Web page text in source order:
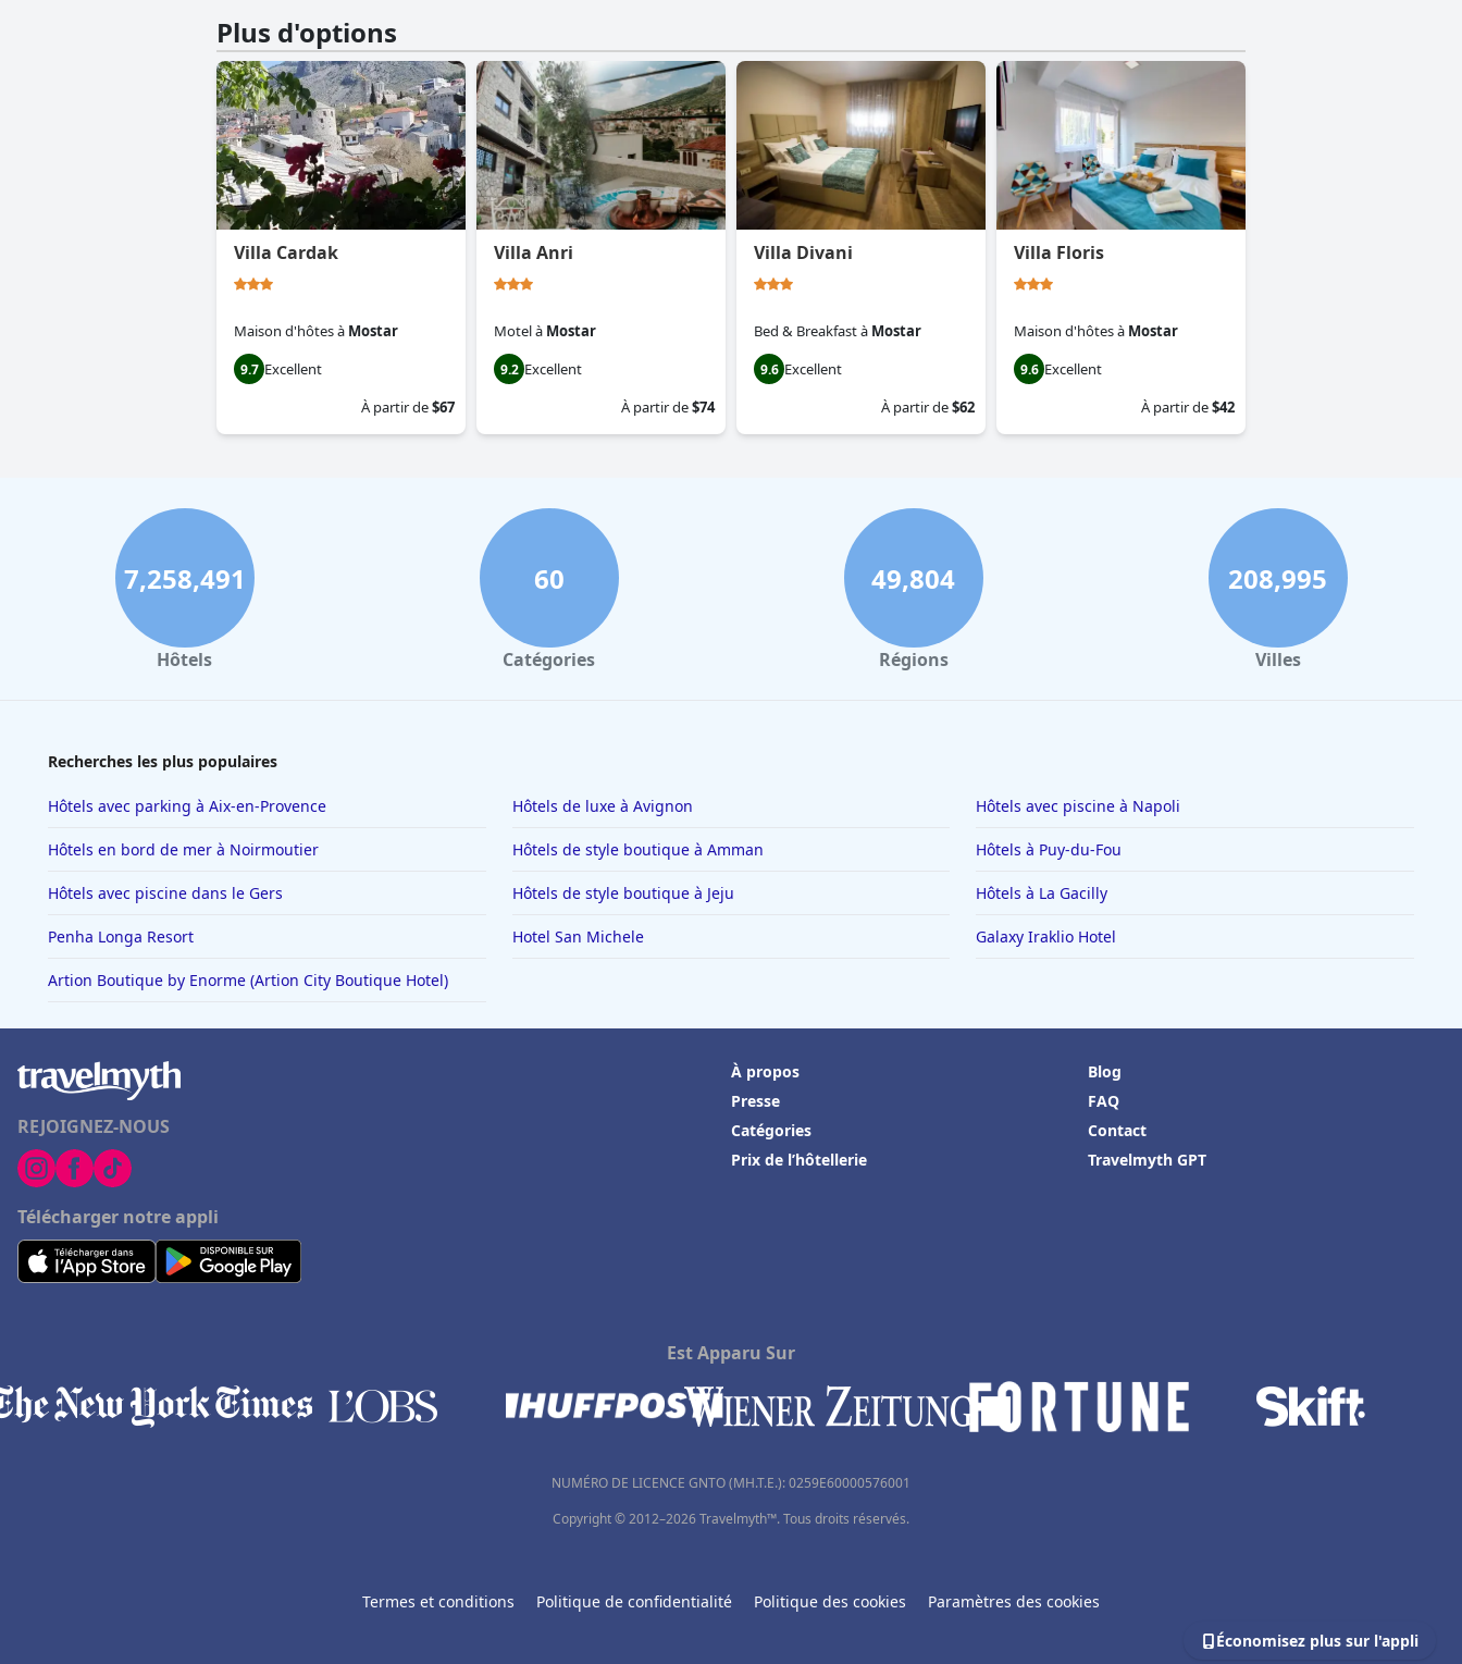
Plus d'options
Villa Cardak
Maison d'hôtesà Mostar
9.7 Excellent
À partir de$67
Villa Anri
Motelà Mostar
9.2 Excellent
À partir de$74
Villa Divani
Bed & Breakfastà Mostar
9.6 Excellent
À partir de$62
Villa Floris
Maison d'hôtesà Mostar
9.6 Excellent
À partir de$42
7,258,491
Hôtels
60
Catégories
49,804
Régions
208,995
Villes
Recherches les plus populaires
Hôtels avec parking à Aix-en-Provence Hôtels de luxe à Avignon Hôtels avec piscine à Napoli
Hôtels en bord de mer à Noirmoutier Hôtels de style boutique à Amman Hôtels à Puy-du-Fou
Hôtels avec piscine dans le Gers Hôtels de style boutique à Jeju Hôtels à La Gacilly
Penha Longa Resort Hotel San Michele Galaxy Iraklio Hotel
Artion Boutique by Enorme (Artion City Boutique Hotel)
REJOIGNEZ-NOUS
Télécharger notre appli
À propos
Presse
Catégories
Prix de l’hôtellerie
Blog
FAQ
Contact
Travelmyth GPT
Est Apparu Sur
NUMÉRO DE LICENCE GNTO (MH.T.E.): 0259Ε60000576001
Copyright © 2012–2026 Travelmyth™. Tous droits réservés.
Termes et conditions Politique de confidentialité Politique des cookies
Paramètres des cookies
Économisez plus sur l'appli